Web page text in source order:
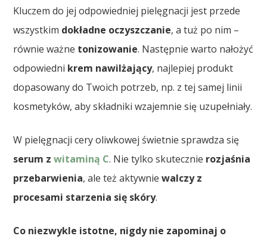
Kluczem do jej odpowiedniej pielęgnacji jest przede
wszystkim dokładne oczyszczanie, a tuż po nim –
równie ważne tonizowanie. Następnie warto nałożyć
odpowiedni krem nawilżający, najlepiej produkt
dopasowany do Twoich potrzeb, np. z tej samej linii
kosmetyków, aby składniki wzajemnie się uzupełniały.
W pielęgnacji cery oliwkowej świetnie sprawdza się
serum zwitaminą C. Nie tylko skutecznie rozjaśnia
przebarwienia, ale też aktywniewalczy z
procesami starzenia się skóry.
Co niezwykle istotne, nigdy nie zapominaj o